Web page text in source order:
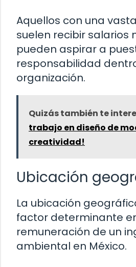
Aquellos con una
suelen recibir salarios
pueden aspirar a
responsabilidad
organización.
Quizás también te
trabajo en diseño de
creatividad!
Ubicación
La ubicación
factor determinante
remuneración de un
ambiental en México.